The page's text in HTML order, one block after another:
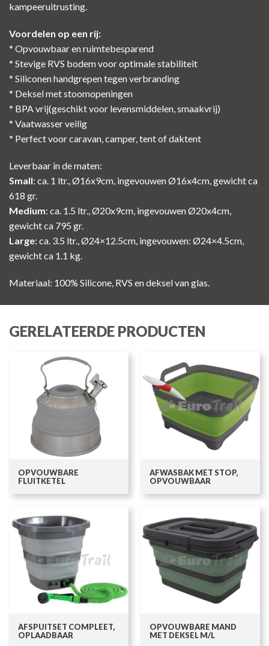
kampeeruitrusting.
Voordelen op een rij:
* Opvouwbaar en ruimtebesparend
* Stevige RVS bodem voor optimale stabiliteit
* Siliconen handgrepen tegen verbranding
* Deksel met stoomopeningen
* BPA vrij(geschikt voor levensmiddelen, smaakvrij)
* Vaatwasser veilig
* Perfect voor caravan, camper, tent of daktent
Leverbaar in de maten:
Small: ca. 1 ltr., Ø16x9cm, ingevouwen Ø16x4cm, gewicht ca
618 gr.
Medium: ca. 1.5 ltr., Ø20x9cm, ingevouwen Ø20x4cm,
gewicht ca 795 gr.
Large: ca. 3.5 ltr., Ø24×12.5cm, ingevouwen: Ø24×4.5cm,
gewicht ca 1.1 kg.
Materiaal: 100% Silicone, RVS en deksel van glas.
GERELATEERDE PRODUCTEN
OPVOUWBARE
FLUITKETEL
AFWASBAK MET STOP,
OPVOUWBAAR
AFSPUITSET COMPLEET,
OPLAADBAAR
OPVOUWBARE MAND
MET DEKSEL M/L